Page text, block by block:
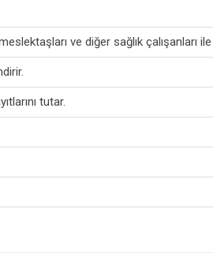
ve diğer sağlık çalışanları ile
tutar.